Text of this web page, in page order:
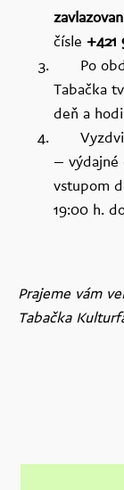
čísle +421
Po
Tabačka
deň a
– výdajné
vstupom
19:00 h.
Prajeme vám
Tabačka